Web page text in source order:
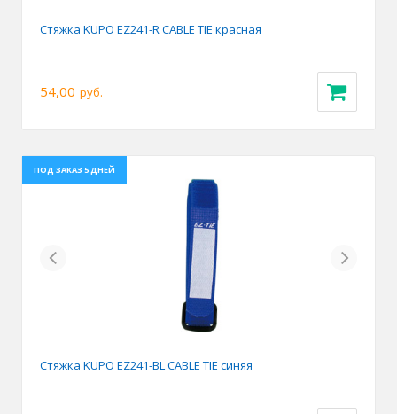
Стяжка KUPO EZ241-R CABLE TIE красная
54,00 руб.
ПОД ЗАКАЗ 5 ДНЕЙ
Previous Next
Стяжка KUPO EZ241-BL CABLE TIE синяя